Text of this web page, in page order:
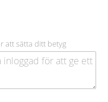
att sätta ditt betyg